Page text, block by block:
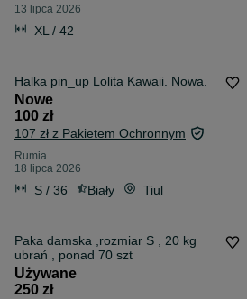
13 lipca 2026
XL / 42
Halka pin_up Lolita Kawaii. Nowa.
Nowe
100 zł
107 zł z Pakietem Ochronnym
Rumia
18 lipca 2026
S / 36 Biały Tiul
Paka damska ,rozmiar S , 20 kg
ubrań , ponad 70 szt
Używane
250 zł